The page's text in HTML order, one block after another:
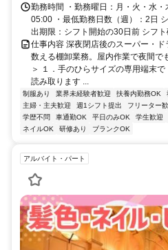
勤務時間 ・勤務曜日：月・火・水
05:00 ・最低勤務日数（週）：2日
出期限：シフト開始の30日前 シフト
仕事内容 深夜閉店後のスーパー・
数える棚卸業務。屋内作業で夜間で
＞ １．手のひらサイズの専用端末
読み取ります ...
制服あり 業界未経験者歓迎 扶養内勤務OK
主婦・主夫歓迎
週1シフト提出 フリーター
学歴不問
車通勤OK 平日のみOK 学生歓迎
ネイルOK
研修あり ブランクOK
アルバイト・パート